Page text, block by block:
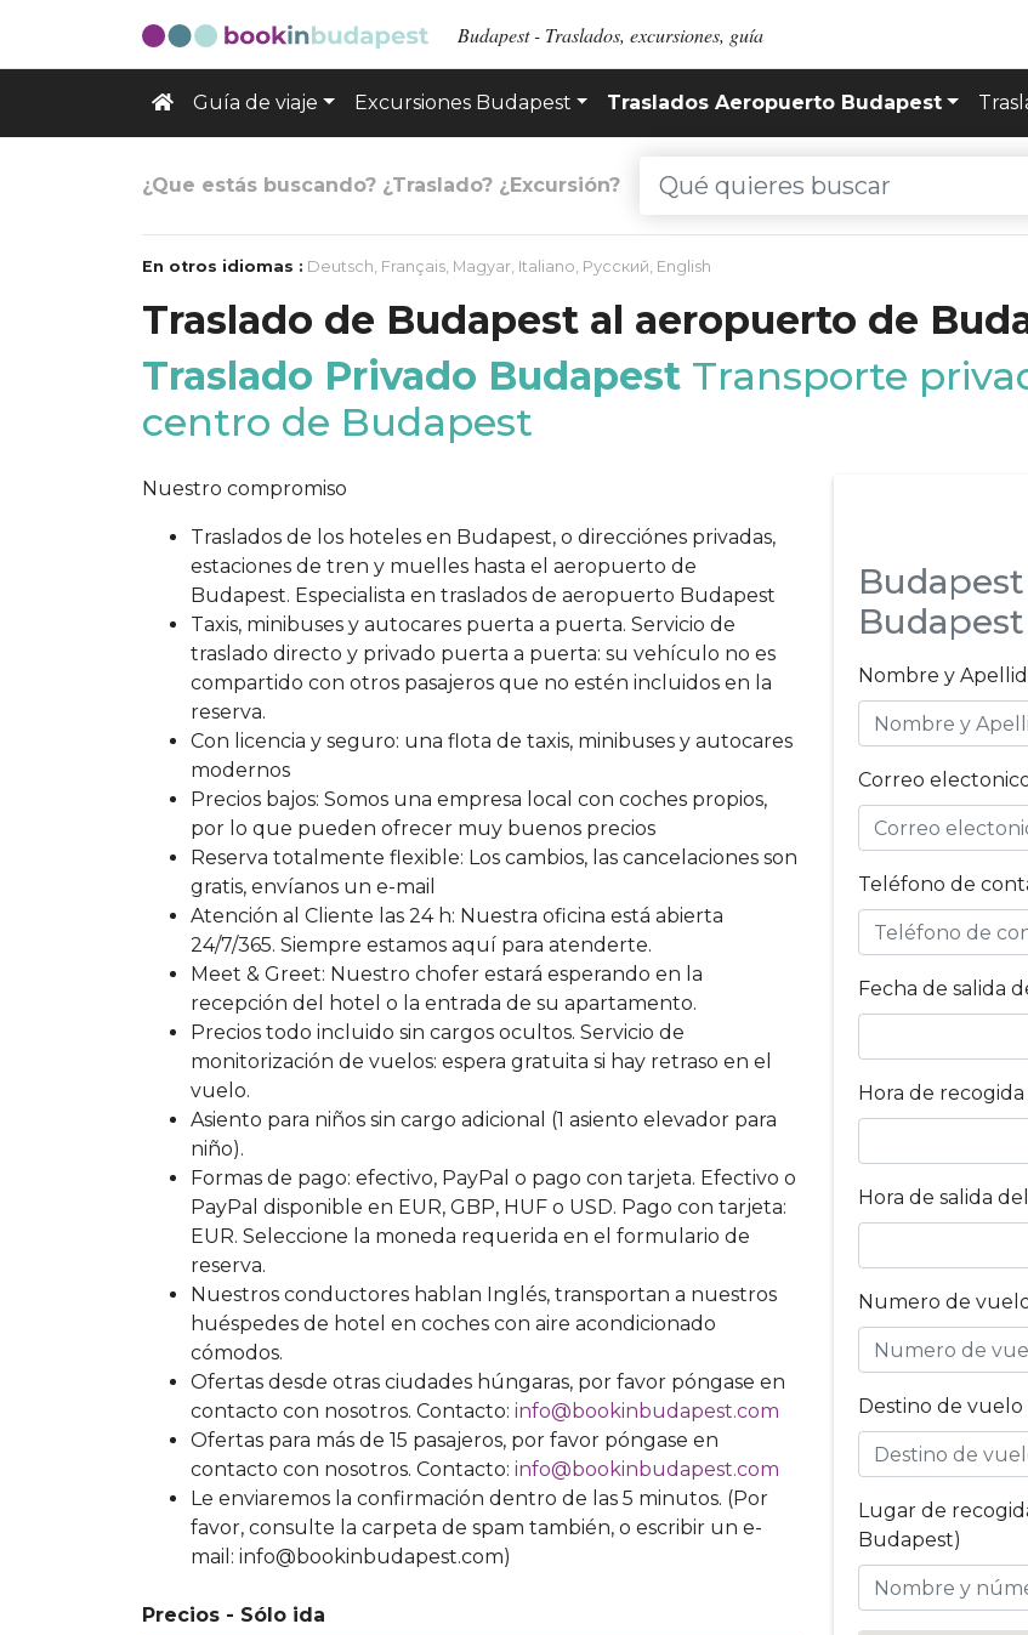
Budapest - Traslados, excursiones, guía
Guía de viaje Excursiones Budapest Traslados Aeropuerto Budapest
¿Que estás buscando? ¿Traslado? ¿Excursión?
En otros idiomas : Deutsch, Français, Magyar, Italiano, Русский, English
Traslado de Budapest al aeropuerto de
Traslado Privado Budapest Transporte
centro de Budapest
Nuestro compromiso
Traslados de los hoteles en Budapest, o direcciónes privadas,
estaciones de tren y muelles hasta el aeropuerto de
Budapest. Especialista en traslados de aeropuerto Budapest
Taxis, minibuses y autocares puerta a puerta. Servicio de
traslado directo y privado puerta a puerta: su vehículo no es
compartido con otros pasajeros que no estén incluidos en la
reserva.
Con licencia y seguro: una flota de taxis, minibuses y autocares
modernos
Precios bajos: Somos una empresa local con coches propios,
por lo que pueden ofrecer muy buenos precios
Reserva totalmente flexible: Los cambios, las cancelaciones son
gratis, envíanos un e-mail
Atención al Cliente las 24 h: Nuestra oficina está abierta
24/7/365. Siempre estamos aquí para atenderte.
Meet & Greet: Nuestro chofer estará esperando en la
recepción del hotel o la entrada de su apartamento.
Precios todo incluido sin cargos ocultos. Servicio de
monitorización de vuelos: espera gratuita si hay retraso en el
vuelo.
Asiento para niños sin cargo adicional (1 asiento elevador para
niño).
Formas de pago: efectivo, PayPal o pago con tarjeta. Efectivo o
PayPal disponible en EUR, GBP, HUF o USD. Pago con tarjeta:
EUR. Seleccione la moneda requerida en el formulario de
reserva.
Nuestros conductores hablan Inglés, transportan a nuestros
huéspedes de hotel en coches con aire acondicionado
cómodos.
Ofertas desde otras ciudades húngaras, por favor póngase en
contacto con nosotros. Contacto: info@bookinbudapest.com
Ofertas para más de 15 pasajeros, por favor póngase en
contacto con nosotros. Contacto: info@bookinbudapest.com
Le enviaremos la confirmación dentro de las 5 minutos. (Por
favor, consulte la carpeta de spam también, o escribir un e-
mail: info@bookinbudapest.com)
Precios - Sólo ida
Budapest
Nombre y
Correo
Teléfono de
Fecha de salida
Hora de
Hora de salida
Numero de
Destino de vuelo
Lugar de
Budapest)